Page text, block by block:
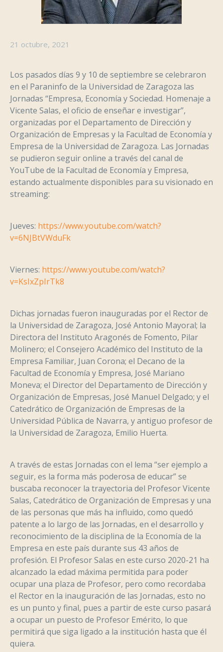
21 octubre, 2021
Los pasados días 9 y 10 de septiembre se celebraron
en el Paraninfo de la Universidad de Zaragoza las
Jornadas “Empresa, Economía y Sociedad. Homenaje a
Vicente Salas, el oficio de enseñar e investigar”,
organizadas por el Departamento de Dirección y
Organización de Empresas y la Facultad de Economía y
Empresa de la Universidad de Zaragoza. Las Jornadas
se pudieron seguir online a través del canal de
YouTube de la Facultad de Economía y Empresa,
estando actualmente disponibles para su visionado en
streaming:
Jueves: https://www.youtube.com/watch?
v=6NJBtVWduFk
Viernes: https://www.youtube.com/watch?
v=KsIxZpIrTk8
Dichas jornadas fueron inauguradas por el Rector de
la Universidad de Zaragoza, José Antonio Mayoral; la
Directora del Instituto Aragonés de Fomento, Pilar
Molinero; el Consejero Académico del Instituto de la
Empresa Familiar, Juan Corona; el Decano de la
Facultad de Economía y Empresa, José Mariano
Moneva; el Director del Departamento de Dirección y
Organización de Empresas, José Manuel Delgado; y el
Catedrático de Organización de Empresas de la
Universidad Pública de Navarra, y antiguo profesor de
la Universidad de Zaragoza, Emilio Huerta.
A través de estas Jornadas con el lema “ser ejemplo a
seguir, es la forma más poderosa de educar” se
buscaba reconocer la trayectoria del Profesor Vicente
Salas, Catedrático de Organización de Empresas y una
de las personas que más ha influido, como quedó
patente a lo largo de las Jornadas, en el desarrollo y
reconocimiento de la disciplina de la Economía de la
Empresa en este país durante sus 43 años de
profesión. El Profesor Salas en este curso 2020-21 ha
alcanzado la edad máxima permitida para poder
ocupar una plaza de Profesor, pero como recordaba
el Rector en la inauguración de las Jornadas, esto no
es un punto y final, pues a partir de este curso pasará
a ocupar un puesto de Profesor Emérito, lo que
permitirá que siga ligado a la institución hasta que él
quiera.